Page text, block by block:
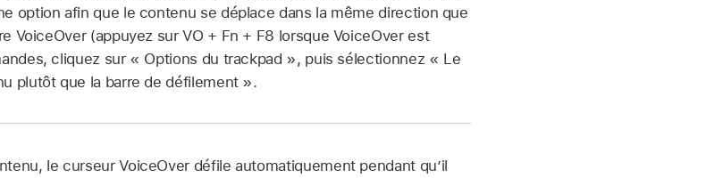
option afin que le contenu se déplace dans la même direction que
VoiceOver (appuyez sur VO + Fn + F8 lorsque VoiceOver est
cliquez sur « Options du trackpad », puis sélectionnez « Le
plutôt que la barre de défilement ».
le curseur VoiceOver défile automatiquement pendant qu’il